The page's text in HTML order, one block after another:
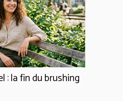
: la fin du brushing